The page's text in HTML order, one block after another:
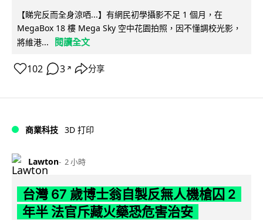
【睇完反而全身涼哂...】有網民初學攝影不足 1 個月，在
MegaBox 18 樓 Mega Sky 空中花園拍照，因不懂調校光影，
將維港...
閱讀全文
102 3 ↗ 分享
商業科技 3D 打印
Lawton 2 小時
台灣 67 歲博士翁自製反無人機槍囚 2
年半 法官斥藏火藥恐危害治安